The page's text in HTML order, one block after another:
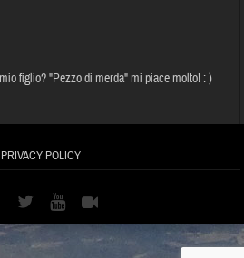
figlio? "Pezzo di merda" mi piace molto! : )
PRIVACY POLICY